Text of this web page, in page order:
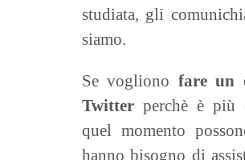
studiata, gli
siamo.
Se vogliono fare un
Twitterperchè è più
quel momento
hanno bisogno di